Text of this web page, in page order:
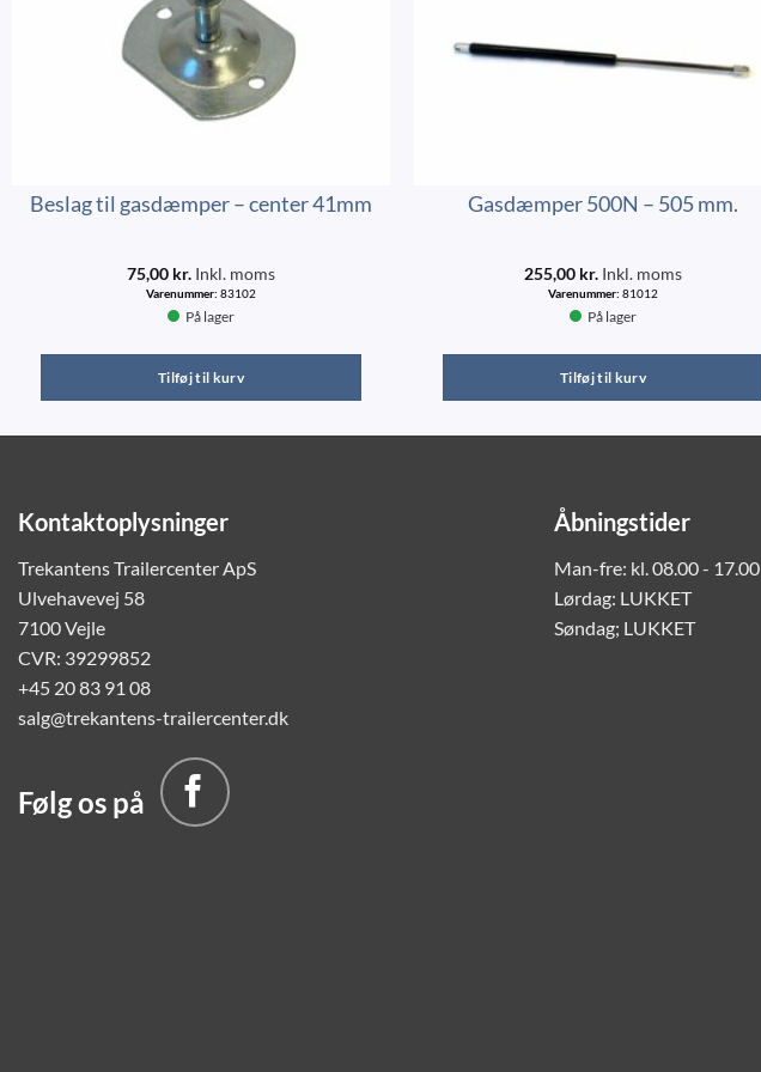
Beslag til gasdæmper – center 41mm
75,00 kr. Inkl. moms
Varenummer: 83102
På lager
Tilføj til kurv
Gasdæmper 500N – 505 mm.
255,00 kr. Inkl. moms
Varenummer: 81012
På lager
Tilføj til kurv
Kontaktoplysninger
Trekantens Trailercenter ApS
Ulvehavevej 58
7100 Vejle
CVR: 39299852
+45 20 83 91 08
salg@trekantens-trailercenter.dk
Følg os på
Åbningstider
Man-fre: kl. 08.00 - 17.00
Lørdag: LUKKET
Søndag; LUKKET